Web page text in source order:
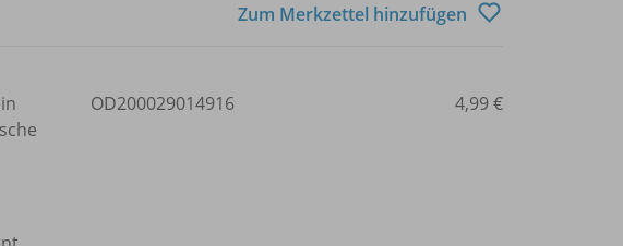
Zum Merkzettel hinzufügen
OD200029014916 4,99 €